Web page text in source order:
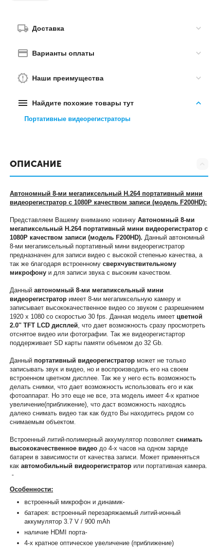
Доставка
Варианты оплаты
Наши преимущества
Найдите похожие товары тут
Портативные видеорегистраторы
ОПИСАНИЕ
Автономный 8-ми мегапиксельный H.264 портативный мини
видеорегистратор с 1080P качеством записи (модель F200HD):
Представляем Вашему вниманию новинкуАвтономный 8-ми
мегапиксельный H.264 портативный мини видеорегистратор с
1080P качеством записи (модель F200HD).Данный автономный
8-ми мегапиксельный портативный мини видеорегистратор
предназначен для записи видео с высокой степенью качества, а
так же благодаря встроенномусверхчувствительному
микрофону и для записи звука с высоким качеством.
Данныйавтономный 8-ми мегапиксельный мини
видеорегистратор имеет 8-ми мегапиксельную камеру и
записывает высококачественное видео со звуком с разрешением
1920 х 1080 со скоростью 30 fps. Данная модель имеет цветной
2.0'' TFT LCD дисплей, что дает возможность сразу просмотреть
отснятое видео или фотографии. Так же видеорегистартор
поддерживает SD карты памяти объемом до 32 Gb.
Данный портативный видеорегистратор может не только
записывать звук и видео, но и воспроизводить его на своем
встроенном цветном дисплее. Так же у него есть возможность
делать снимки, что дает возможность использовать его и как
фотоаппарат. Но это еще не все, эта модель имеет 4-х кратное
увеличение(приближение), что даст возможность находясь
далеко снимать видео так как будто Вы находитесь рядом со
снимаемым объектом.
Встроенный литий-полимерный аккумулятор позволяетснимать
высококачественное видео до 4-х часов на одном заряде
батареи в зависимости от качества записи. Может применяться
какавтомобильный видеорегистратор или портативная камера.
-
Особенности:
встроенный микрофон и динамик-
батарея: встроенный перезаряжаемый литий-ионный
аккумулятор 3.7 V / 900 mAh
наличие HDMI порта-
4-х кратное оптическое увеличение (приближение)